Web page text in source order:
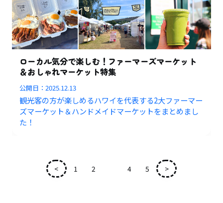
ローカル気分で楽しむ！ファーマーズマーケット
＆おしゃれマーケット特集
公開日：2025.12.13
観光客の方が楽しめるハワイを代表する2大ファーマー
ズマーケット＆ハンドメイドマーケットをまとめまし
た！
< 1 2 4 5 >